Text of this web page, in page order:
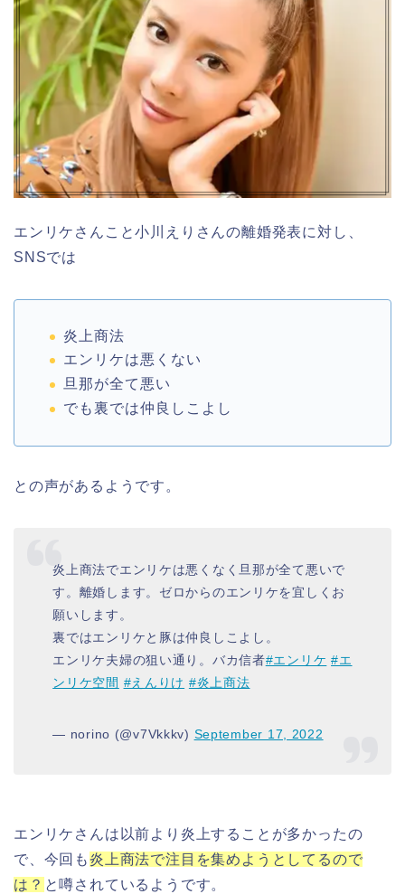
エンリケさんこと小川えりさんの離婚発表に対し、
SNSでは
炎上商法
エンリケは悪くない
旦那が全て悪い
でも裏では仲良しこよし
との声があるようです。
炎上商法でエンリケは悪くなく旦那が全て悪いで
す。離婚します。ゼロからのエンリケを宜しくお
願いします。
裏ではエンリケと豚は仲良しこよし。
エンリケ夫婦の狙い通り。バカ信者#エンリケ #エ
ンリケ空間 #えんりけ #炎上商法
— norino (@v7Vkkkv) September 17, 2022
エンリケさんは以前より炎上することが多かったの
で、今回も炎上商法で注目を集めようとしてるので
は？ と噂されているようです。